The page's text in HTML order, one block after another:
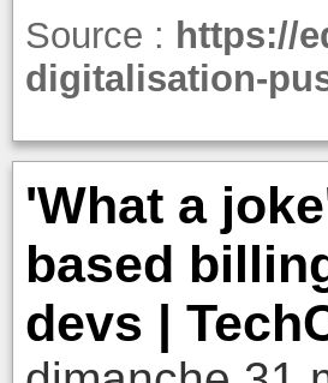
Source : https://
digitalisation-
'What a
based
devs |